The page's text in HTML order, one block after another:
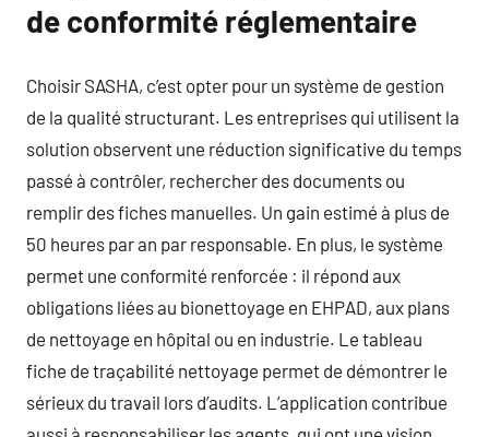
de conformité réglementaire
Choisir SASHA, c’est opter pour un système de gestion
de la qualité structurant. Les entreprises qui utilisent la
solution observent une réduction significative du temps
passé à contrôler, rechercher des documents ou
remplir des fiches manuelles. Un gain estimé à plus de
50 heures par an par responsable. En plus, le système
permet une conformité renforcée : il répond aux
obligations liées au bionettoyage en EHPAD, aux plans
de nettoyage en hôpital ou en industrie. Le tableau
fiche de traçabilité nettoyage permet de démontrer le
sérieux du travail lors d’audits. L’application contribue